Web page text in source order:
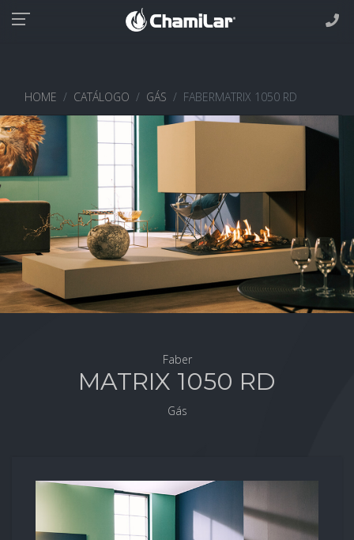
HOME CATÁLOGO GÁS FABERMATRIX 1050 RD
Faber
MATRIX 1050 RD
Gás